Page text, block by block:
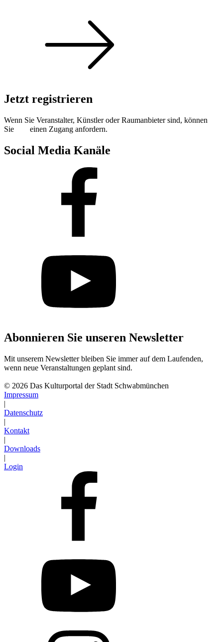
Jetzt registrieren
Wenn Sie Veranstalter, Künstler oder Raumanbieter sind, können
Sie
einen Zugang anfordern.
Social Media Kanäle
Abonnieren Sie unseren Newsletter
Mit unserem Newsletter bleiben Sie immer auf dem Laufenden,
wenn neue Veranstaltungen geplant sind.
© 2026 Das Kulturportal der Stadt Schwabmünchen
Impressum
|
Datenschutz
|
Kontakt
|
Downloads
|
Login